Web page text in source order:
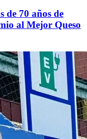
de 70 años de
al Mejor Queso